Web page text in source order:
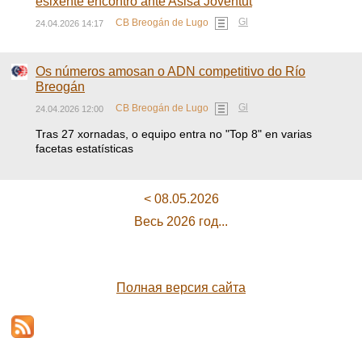
24.04.2026 14:17 CB Breogán de Lugo Gl
Os números amosan o ADN competitivo do Río
Breogán
24.04.2026 12:00 CB Breogán de Lugo Gl
Tras 27 xornadas, o equipo entra no "Top 8" en varias
facetas estatísticas
< 08.05.2026
Весь 2026 год...
Полная версия сайта